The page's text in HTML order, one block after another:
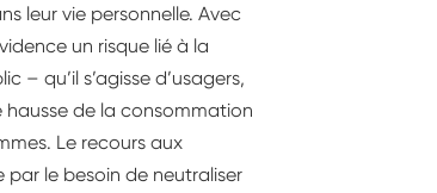
leur vie personnelle. Avec
un risque lié à la
– qu’il s’agisse d’usagers,
hausse de la consommation
Le recours aux
le besoin de neutraliser